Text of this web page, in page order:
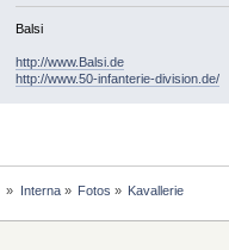
Balsi
http://www.Balsi.de
http://www.50-infanterie-division.de/
» Interna» Fotos » Kavallerie